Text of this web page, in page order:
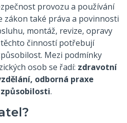
provozu a používání
zákon také práva a povinnosti
montáž, revize, opravy
činností potřebují
Mezi podmínky
osob se řadí: zdravotní
odborná praxe
.